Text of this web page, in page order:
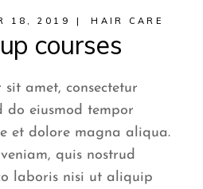
18, 2019 HAIR CARE
courses
amet, consectetur
do eiusmod tempor
et dolore magna aliqua.
quis nostrud
laboris nisi ut aliquip